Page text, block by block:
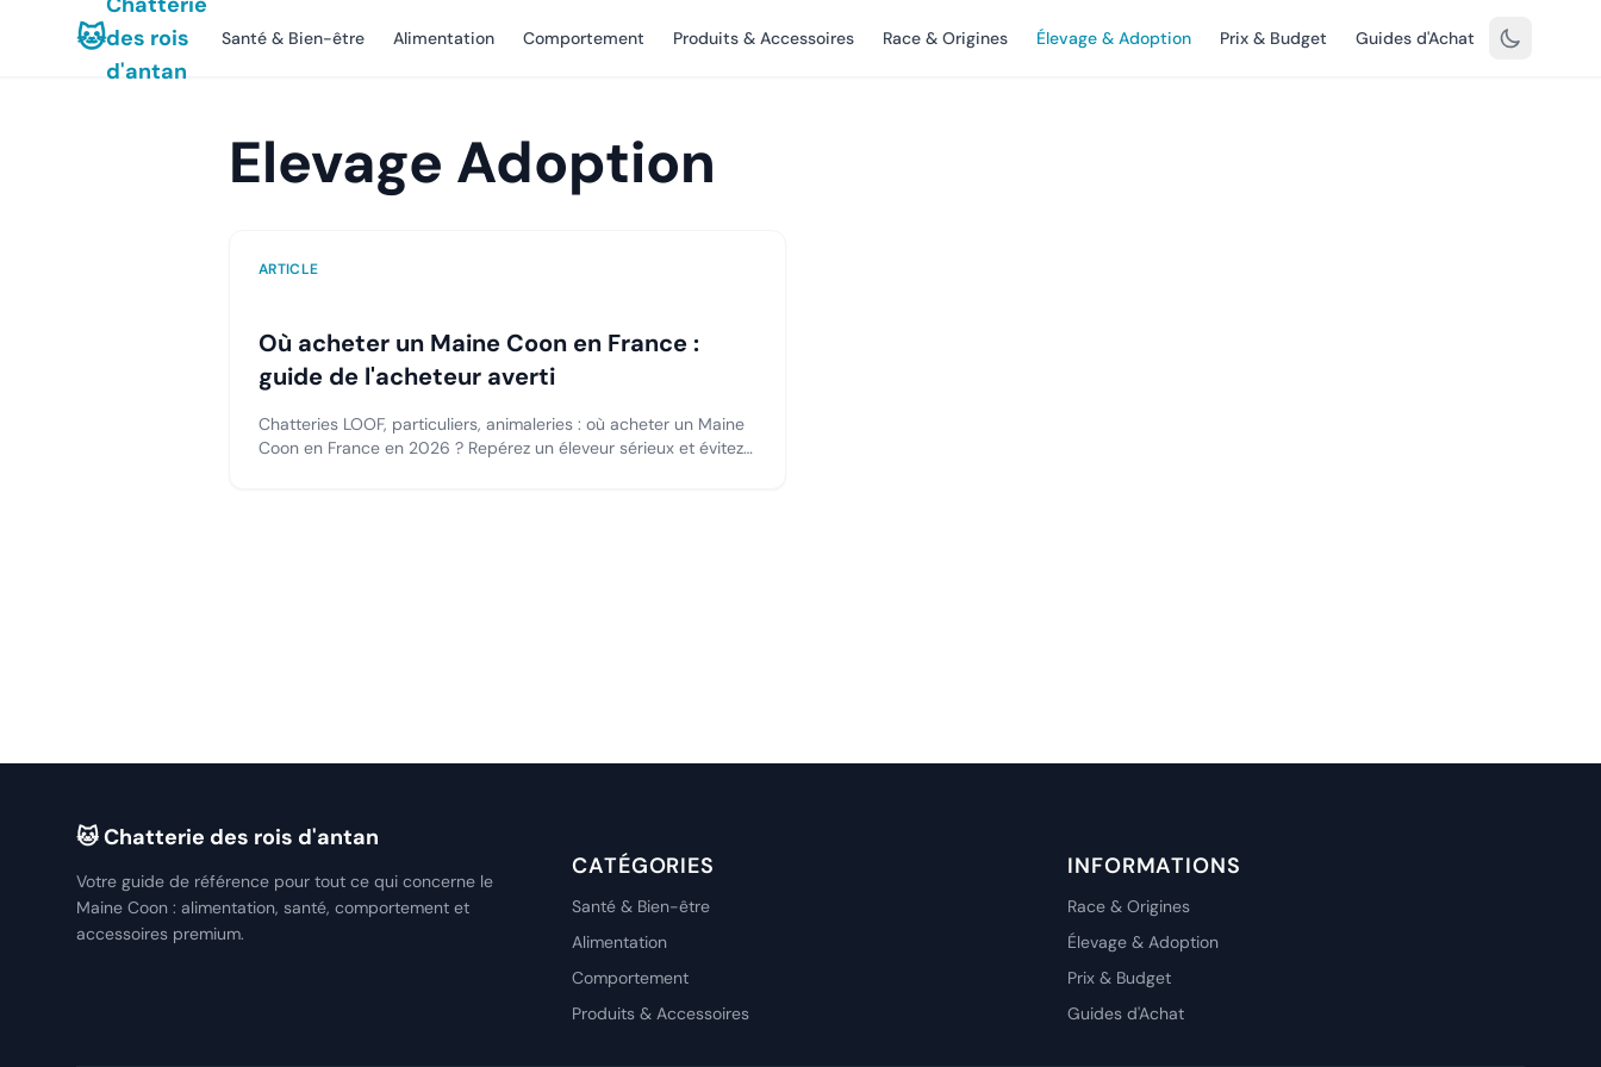
🐱des rois
d'antan
Santé & Bien-être Alimentation Comportement Produits & Accessoires Race & Origines Élevage & Adoption Prix & Budget Guides d'Achat
Elevage Adoption
ARTICLE
Où acheter un Maine Coon en France :
guide de l'acheteur averti
Chatteries LOOF, particuliers, animaleries : où acheter un Maine
Coon en France en 2026 ? Repérez un éleveur sérieux et évitez
🐱 Chatterie des rois d'antan
Votre guide de référence pour tout ce qui concerne le
Maine Coon : alimentation, santé, comportement et
accessoires premium.
CATÉGORIES
Santé & Bien-être
Alimentation
Comportement
Produits & Accessoires
INFORMATIONS
Race & Origines
Élevage & Adoption
Prix & Budget
Guides d'Achat